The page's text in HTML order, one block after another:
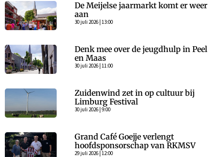
De Meijelse jaarmarkt komt er weer
aan
30 juli 2026 | 13:00
Denk mee over de jeugdhulp in Peel
en Maas
30 juli 2026 | 11:00
Zuidenwind zet in op cultuur bij
Limburg Festival
30 juli 2026 | 9:00
Grand Café Goejje verlengt
hoofdsponsorschap van RKMSV
29 juli 2026 | 12:00